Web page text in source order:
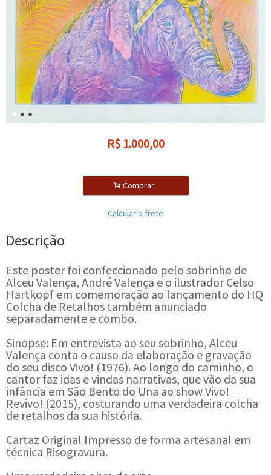
R$ 1.000,00
. Comprar
Calcular o frete
Descrição
Este poster foi confeccionado pelo sobrinho de
Alceu Valença, André Valença e o ilustrador Celso
Hartkopf em comemoração ao lançamento do HQ
Colcha de Retalhos também anunciado
separadamente e combo.
Sinopse: Em entrevista ao seu sobrinho, Alceu
Valença conta o causo da elaboração e gravação
do seu disco Vivo! (1976). Ao longo do caminho, o
cantor faz idas e vindas narrativas, que vão da sua
infância em São Bento do Una ao show Vivo!
Revivo! (2015), costurando uma verdadeira colcha
de retalhos da sua história.
Cartaz Original Impresso de forma artesanal em
técnica Risogravura.